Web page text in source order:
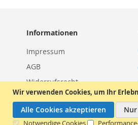
Wir verwenden Cookies, um Ihr
Alle Cookies akzeptieren
Notwendige Cookies
Informationen
Impressum
AGB
Widerrufsrecht
Datenschutz